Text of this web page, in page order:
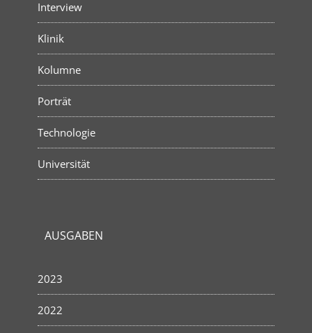
Interview
Klinik
Kolumne
Porträt
Technologie
Universität
AUSGABEN
2023
2022